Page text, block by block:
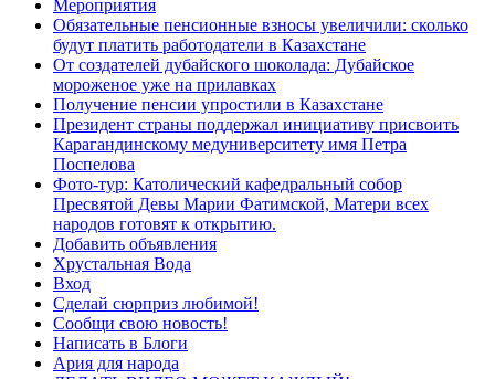
Мероприятия
Обязательные пенсионные взносы увеличили: сколько
будут платить работодатели в Казахстане
От создателей дубайского шоколада: Дубайское
мороженое уже на прилавках
Получение пенсии упростили в Казахстане
Президент страны поддержал инициативу присвоить
Карагандинскому медуниверситету имя Петра
Поспелова
Фото-тур: Католический кафедральный собор
Пресвятой Девы Марии Фатимской, Матери всех
народов готовят к открытию.
Добавить объявления
Хрустальная Вода
Вход
Сделай сюрприз любимой!
Сообщи свою новость!
Написать в Блоги
Ария для народа